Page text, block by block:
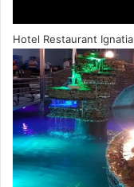
Hotel Restaurant Ignatia